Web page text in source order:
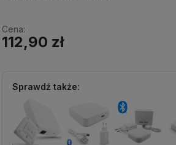
Cena:
112,90 zł
Sprawdź także: